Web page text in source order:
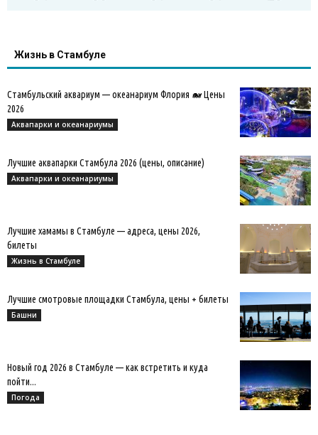
Жизнь в Стамбуле
Стамбульский аквариум — океанариум Флория 🐋 Цены
2026
Аквапарки и океанариумы
Лучшие аквапарки Стамбула 2026 (цены, описание)
Аквапарки и океанариумы
Лучшие хамамы в Стамбуле — адреса, цены 2026,
билеты
Жизнь в Стамбуле
Лучшие смотровые площадки Стамбула, цены + билеты
Башни
Новый год 2026 в Стамбуле — как встретить и куда
пойти...
Погода